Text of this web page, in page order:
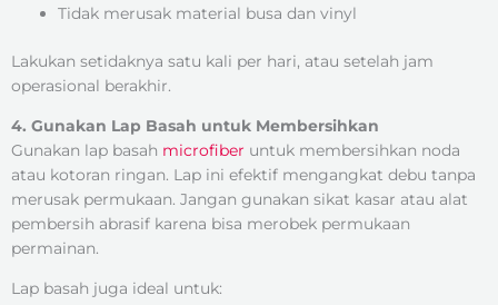
Tidak merusak material busa dan vinyl
Lakukan setidaknya satu kali per hari, atau setelah jam
operasional berakhir.
4. Gunakan Lap Basah untuk Membersihkan
Gunakan lap basah microfiber untuk membersihkan noda
atau kotoran ringan. Lap ini efektif mengangkat debu tanpa
merusak permukaan. Jangan gunakan sikat kasar atau alat
pembersih abrasif karena bisa merobek permukaan
permainan.
Lap basah juga ideal untuk: